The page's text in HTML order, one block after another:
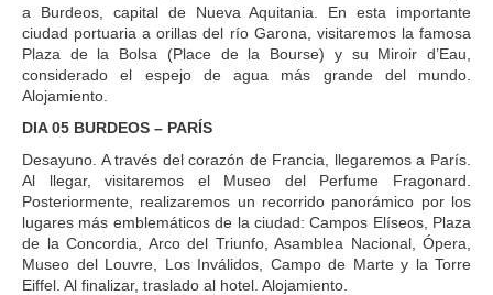
a Burdeos, capital de Nueva Aquitania. En esta importante
ciudad portuaria a orillas del río Garona, visitaremos la famosa
Plaza de la Bolsa (Place de la Bourse) y su Miroir d’Eau,
considerado el espejo de agua más grande del mundo.
Alojamiento.
DIA 05 BURDEOS – PARÍS
Desayuno. A través del corazón de Francia, llegaremos a París.
Al llegar, visitaremos el Museo del Perfume Fragonard.
Posteriormente, realizaremos un recorrido panorámico por los
lugares más emblemáticos de la ciudad: Campos Elíseos, Plaza
de la Concordia, Arco del Triunfo, Asamblea Nacional, Ópera,
Museo del Louvre, Los Inválidos, Campo de Marte y la Torre
Eiffel. Al finalizar, traslado al hotel. Alojamiento.